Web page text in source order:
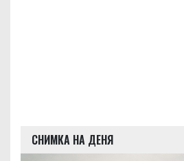
СНИМКА НА ДЕНЯ